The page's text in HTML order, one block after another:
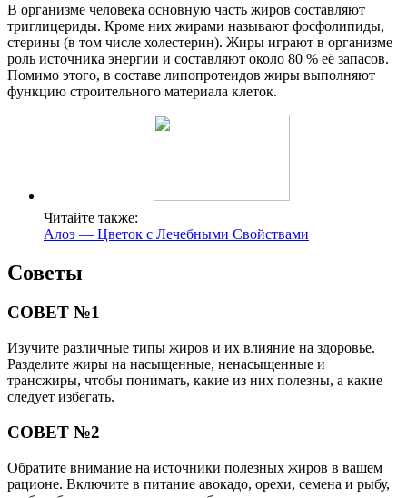
В организме человека основную часть жиров составляют
триглицериды. Кроме них жирами называют фосфолипиды,
стерины (в том числе холестерин). Жиры играют в организме
роль источника энергии и составляют около 80 % её запасов.
Помимо этого, в составе липопротеидов жиры выполняют
функцию строительного материала клеток.
Читайте также:
Алоэ — Цветок с Лечебными Свойствами
Советы
СОВЕТ №1
Изучите различные типы жиров и их влияние на здоровье.
Разделите жиры на насыщенные, ненасыщенные и
трансжиры, чтобы понимать, какие из них полезны, а какие
следует избегать.
СОВЕТ №2
Обратите внимание на источники полезных жиров в вашем
рационе. Включите в питание авокадо, орехи, семена и рыбу,